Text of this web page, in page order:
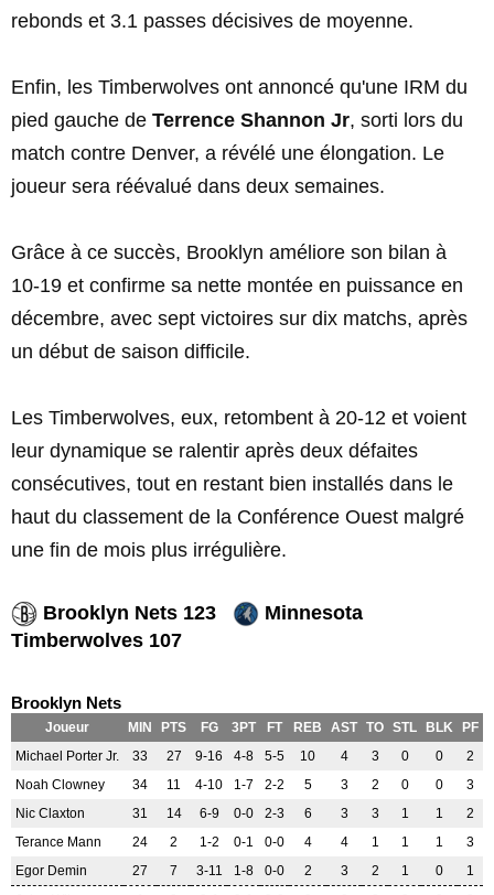
rebonds et 3.1 passes décisives de moyenne.
Enfin, les Timberwolves ont annoncé qu'une IRM du
pied gauche de Terrence Shannon Jr, sorti lors du
match contre Denver, a révélé une élongation. Le
joueur sera réévalué dans deux semaines.
Grâce à ce succès, Brooklyn améliore son bilan à
10-19 et confirme sa nette montée en puissance en
décembre, avec sept victoires sur dix matchs, après
un début de saison difficile.
Les Timberwolves, eux, retombent à 20-12 et voient
leur dynamique se ralentir après deux défaites
consécutives, tout en restant bien installés dans le
haut du classement de la Conférence Ouest malgré
une fin de mois plus irrégulière.
Brooklyn Nets 123
Minnesota
Timberwolves 107
Brooklyn Nets
Joueur MIN PTS FG 3PT FT REB AST TO STL BLK
PF
Michael Porter Jr.
33 27 9-16 4-8 5-5 10 4 3 0 0
2
Noah Clowney
34 11 4-10 1-7 2-2 5 3 2 0 0
3
Nic Claxton
31 14 6-9 0-0 2-3 6 3 3 1 1
2
Terance Mann
24 2 1-2 0-1 0-0 4 4 1 1 1
3
Egor Demin
27 7 3-11 1-8 0-0 2 3 2 1 0
1